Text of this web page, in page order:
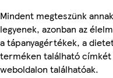
Mindent megteszünk
legyenek, azonban az
a tápanyagértékek, a
terméken található címkét
weboldalon találhatóak.